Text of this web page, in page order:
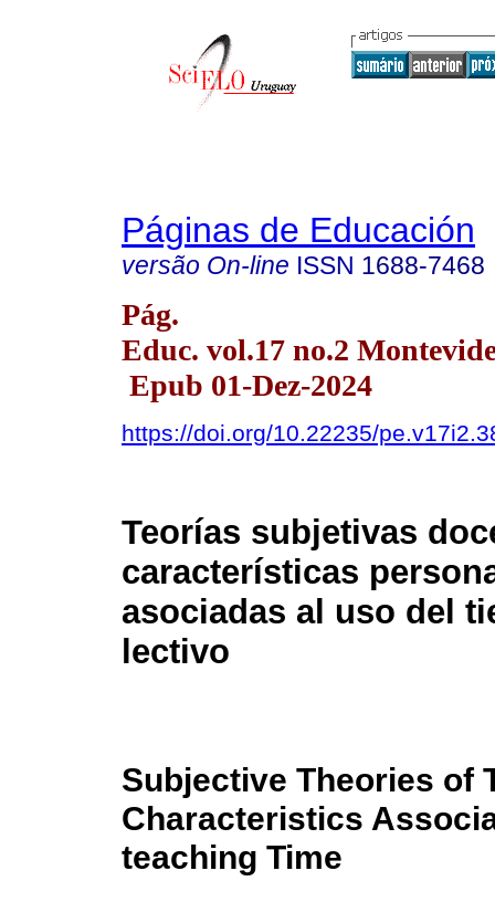
Páginas de Educación
versão On-line ISSN 1688-7468
Pág.
Educ. vol.17 no.2
Epub 01-Dez-2024
https://doi.org/10.22235/
Teorías subjetivas
características
asociadas al uso del
lectivo
Subjective Theories of
Characteristics
teaching Time